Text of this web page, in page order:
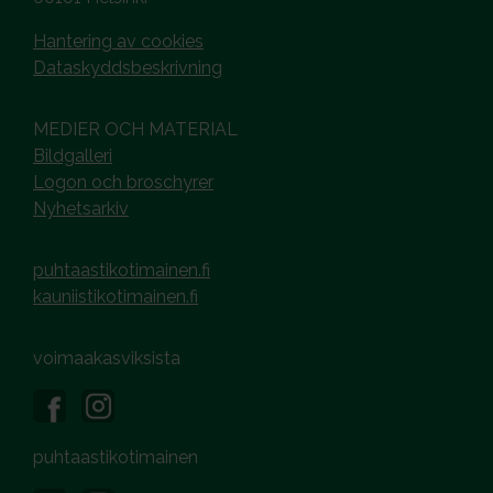
Hantering av cookies
Dataskyddsbeskrivning
MEDIER OCH MATERIAL
Bildgalleri
Logon och broschyrer
Nyhetsarkiv
puhtaastikotimainen.fi
kauniistikotimainen.fi
voimaakasviksista
puhtaastikotimainen